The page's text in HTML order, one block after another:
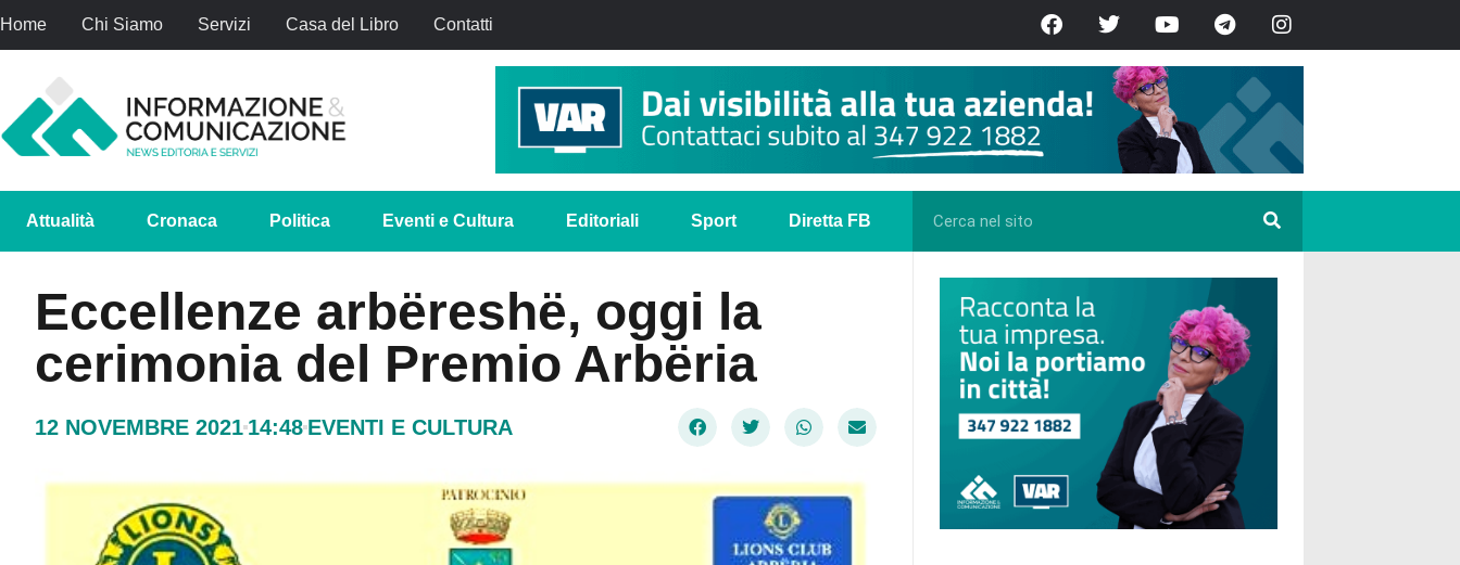
Home Chi Siamo Servizi Casa del Libro Contatti
Attualità Cronaca Politica Eventi e Cultura Editoriali Sport Diretta FB
Eccellenze arbëreshë, oggi la
cerimonia del Premio Arbëria
12 NOVEMBRE 2021 14:48 EVENTI E CULTURA